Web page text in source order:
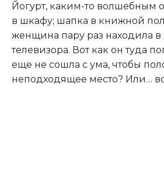
Йогурт, каким-то волшебным
в шкафу; шапка в книжной
женщина пару раз находила в
телевизора. Вот как он туда
еще не сошла с ума, чтобы
неподходящее место? Или…